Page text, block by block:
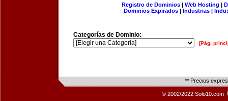
Registro de Dominios| Web Hosting |
Dominios Expirados | Industrias |
Categorías de Dominio:
[Pág.
** Precios
© 2002/2022 Solo10.com